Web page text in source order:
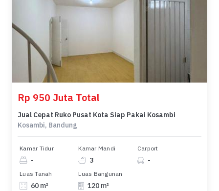
Rp 950 Juta Total
Jual Cepat Ruko Pusat Kota Siap Pakai Kosambi
Kosambi, Bandung
Kamar Tidur
-
Kamar Mandi
3
Carport
-
Luas Tanah
60 m²
Luas Bangunan
120 m²